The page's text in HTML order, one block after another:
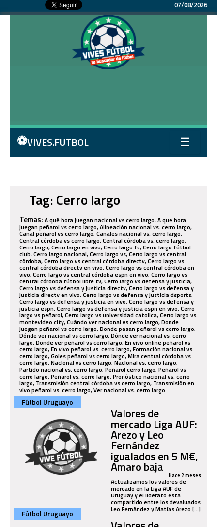
07/08/2026
⚽VIVES.FUTBOL ☰
Tag: Cerro largo
Temas: A qué hora juegan nacional vs cerro largo, A que hora
juegan peñarol vs cerro largo, Alineación nacional vs. cerro largo,
Canal peñarol vs cerro largo, Canales nacional vs. cerro largo,
Central córdoba vs cerro largo, Central córdoba vs. cerro largo,
Cerro largo, Cerro largo en vivo, Cerro largo fc, Cerro largo fútbol
club, Cerro largo nacional, Cerro largo vs, Cerro largo vs central
córdoba, Cerro largo vs central córdoba directv, Cerro largo vs
central córdoba directv en vivo, Cerro largo vs central córdoba en
vivo, Cerro largo vs central córdoba espn en vivo, Cerro largo vs
central córdoba fútbol libre tv, Cerro largo vs defensa y justicia,
Cerro largo vs defensa y justicia directv, Cerro largo vs defensa y
justicia directv en vivo, Cerro largo vs defensa y justicia dsports,
Cerro largo vs defensa y justicia en vivo, Cerro largo vs defensa y
justicia espn, Cerro largo vs defensa y justicia espn en vivo, Cerro
largo vs peñarol, Cerro largo vs universidad catolica, Cerro largo vs.
montevideo city, Cuándo ver nacional vs cerro largo, Donde
juegan peñarol vs cerro largo, Donde pasan peñarol vs cerro largo,
Dónde ver nacional vs cerro largo, Dónde ver nacional vs. cerro
largo, Donde ver peñarol vs cerro largo, En vivo online peñarol vs
cerro largo, En vivo peñarol vs. cerro largo, Formación nacional vs.
cerro largo, Goles peñarol vs cerro largo, Mira central córdoba vs
cerro largo, Nacional vs cerro largo, Nacional vs. cerro largo,
Partido nacional vs. cerro largo, Peñarol cerro largo, Peñarol vs
cerro largo, Peñarol vs. cerro largo, Pronóstico nacional vs. cerro
largo, Transmisión central córdoba vs cerro largo, Transmisión en
vivo peñarol vs. cerro largo, Ver nacional vs. cerro largo
Fútbol Uruguayo
Valores de
mercado Liga AUF:
Arezo y Leo
Fernández
igualados en 5 M€,
Amaro baja Hace 2 meses
Actualizamos los valores de
mercado en la Liga AUF de
Uruguay y el liderato esta
compartido entre los devaluados
Leo Fernández y Matías Arezo [...]
Fútbol Uruguayo